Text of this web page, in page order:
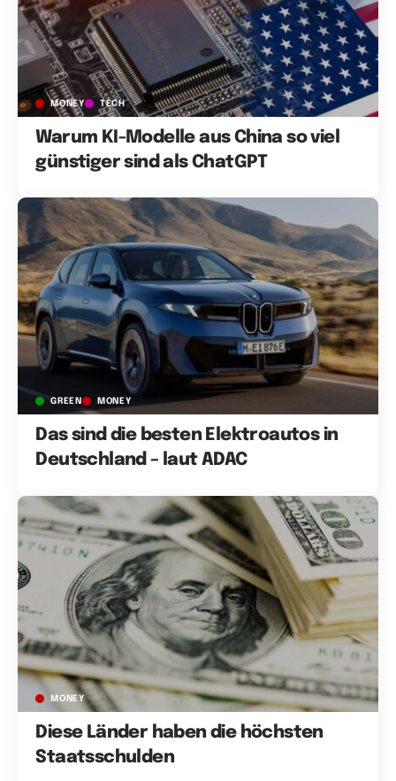
MONEY TECH
Warum KI-Modelle aus China so viel
günstiger sind als ChatGPT
GREEN MONEY
Das sind die besten Elektroautos in
Deutschland – laut ADAC
MONEY
Diese Länder haben die höchsten
Staatsschulden